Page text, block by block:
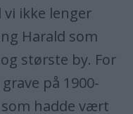
vi ikke lenger
Harald som
største by. For
på 1900-
hadde vært